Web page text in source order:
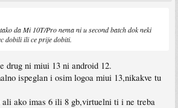
da Mi 10T/Pro nema ni u second batch dok neki
dobili ili ce prije dobiti.
drug ni miui 13 ni android 12.
ispeglan i osim logoa miui 13,nikakve tu
ako imas 6 ili 8 gb,virtuelni ti i ne treba